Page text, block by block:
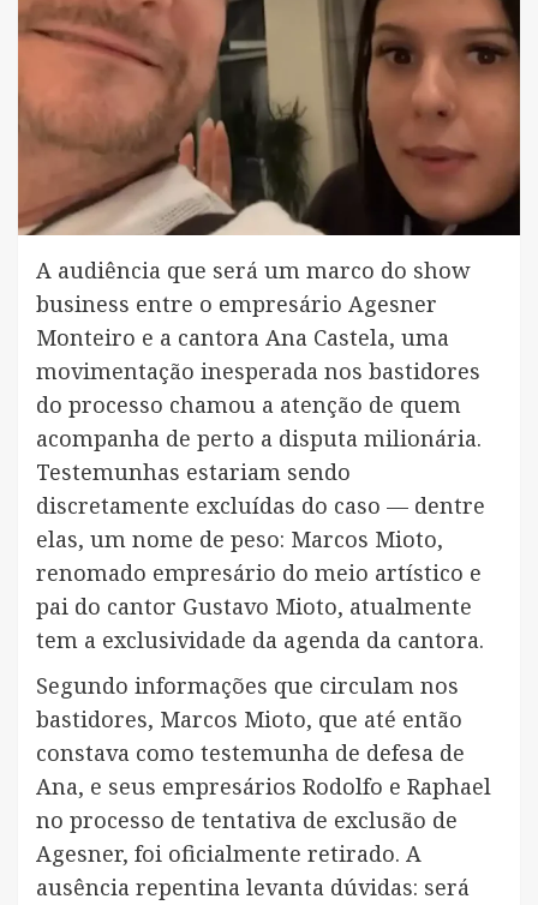
A audiência que será um marco do show
business entre o empresário Agesner
Monteiro e a cantora Ana Castela, uma
movimentação inesperada nos bastidores
do processo chamou a atenção de quem
acompanha de perto a disputa milionária.
Testemunhas estariam sendo
discretamente excluídas do caso — dentre
elas, um nome de peso: Marcos Mioto,
renomado empresário do meio artístico e
pai do cantor Gustavo Mioto, atualmente
tem a exclusividade da agenda da cantora.
Segundo informações que circulam nos
bastidores, Marcos Mioto, que até então
constava como testemunha de defesa de
Ana, e seus empresários Rodolfo e Raphael
no processo de tentativa de exclusão de
Agesner, foi oficialmente retirado. A
ausência repentina levanta dúvidas: será